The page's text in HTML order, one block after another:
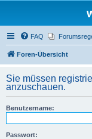
FAQ
Foren-Übersicht
Sie müssen
anzuschauen.
Benutzername:
Passwort: